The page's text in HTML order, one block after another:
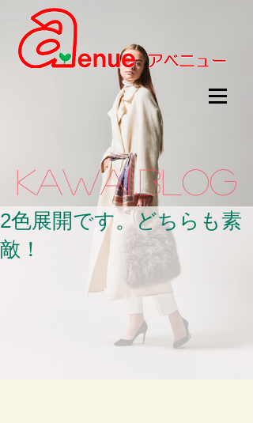
kawaii.BLOG
2色展開です。どちらも素
敵！